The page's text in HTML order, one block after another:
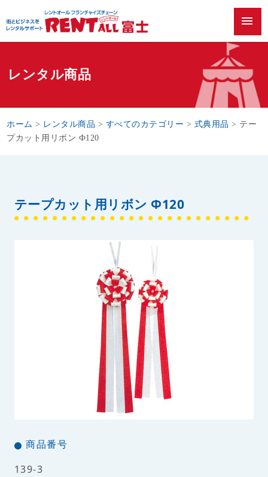
menu
レンタル商品
ホーム > レンタル商品 > すべてのカテゴリー > 式典用品 > テー
プカット用リボン Ф120
テープカット用リボン Ф120
商品番号
139-3